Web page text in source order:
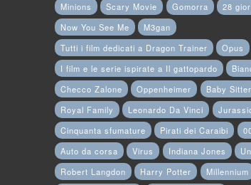
Minions Scary Movie Gomorra
28
Now You See Me
M3gan
Tutti i film dedicati a Dragon Trainer
Opus
I film e le serie ispirate a Il gattopardo
Checco Zalone
Oppenheimer
Baby Sitter
Royal Family
Leonardo Da Vinci
Cinquanta sfumature
Pirati dei Caraibi
Auto da corsa
Virus Indiana Jones
Robert Langdon
Harry Potter
Millennium